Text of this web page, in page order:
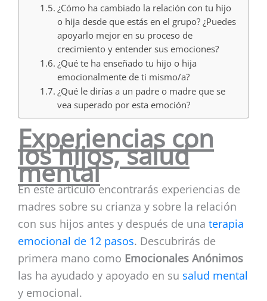
¿Cómo ha cambiado la relación con tu hijo
o hija desde que estás en el grupo? ¿Puedes
apoyarlo mejor en su proceso de
crecimiento y entender sus emociones?
¿Qué te ha enseñado tu hijo o hija
emocionalmente de ti mismo/a?
¿Qué le dirías a un padre o madre que se
vea superado por esta emoción?
Experiencias con
los hijos, salud
mental
En este artículo encontrarás experiencias de
madres sobre su crianza y sobre la relación
con sus hijos antes y después de una terapia
emocional de 12 pasos. Descubrirás de
primera mano como Emocionales Anónimos
las ha ayudado y apoyado en su salud mental
y emocional.